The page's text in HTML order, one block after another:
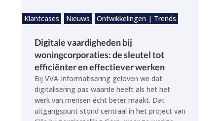
Klantcases Nieuws Ontwikkelingen | Trends
Digitale vaardigheden bij
woningcorporaties: de sleutel tot
efficiënter en effectiever werken
Bij VVA-Informatisering geloven we dat
digitalisering pas waarde heeft als het het
werk van mensen écht beter maakt. Dat
uitgangspunt stond centraal in het project van